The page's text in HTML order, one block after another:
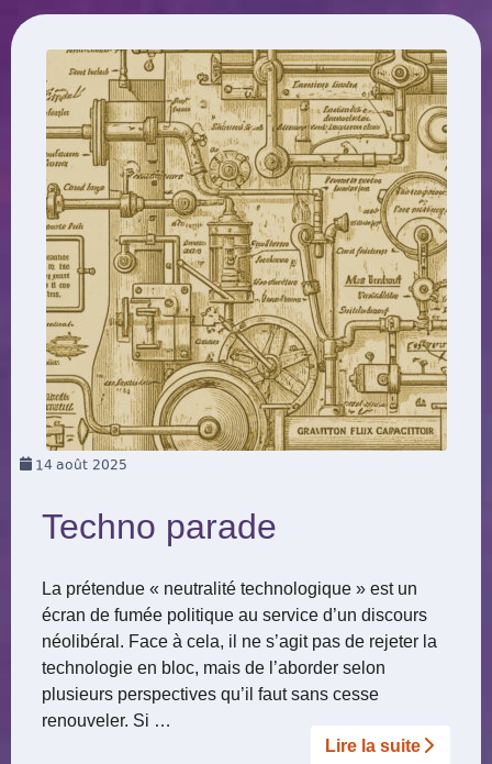
14août 2025
Techno parade
La prétendue « neutralité technologique » est un
écran de fumée politique au service d’un discours
néolibéral. Face à cela, il ne s’agit pas de rejeter la
technologie en bloc, mais de l’aborder selon
plusieurs perspectives qu’il faut sans cesse
renouveler. Si …
Lire la suite­­